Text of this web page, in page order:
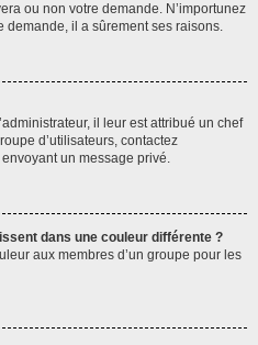
ou non votre demande. N’importunez
demande, il a sûrement ses raisons.
il leur est attribué un chef
d’utilisateurs, contactez
un message privé.
dans une couleur différente ?
aux membres d’un groupe pour les